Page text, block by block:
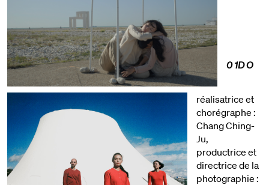
0 1D O
réalisatrice et
chorégraphe :
Chang Ching-
Ju,
productrice et
directrice de la
photographie :